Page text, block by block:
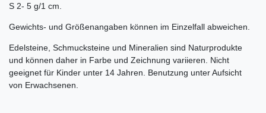
S 2- 5 g/1 cm.
Gewichts- und Größenangaben können im Einzelfall abweichen.
Edelsteine, Schmucksteine und Mineralien sind Naturprodukte
und können daher in Farbe und Zeichnung variieren. Nicht
geeignet für Kinder unter 14 Jahren. Benutzung unter Aufsicht
von Erwachsenen.